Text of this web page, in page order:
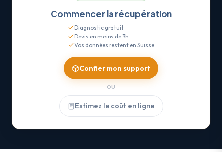
Commencer la récupération
Diagnostic gratuit
Devis en moins de 3h
Vos données restent en Suisse
Confier mon support
OU
Estimez le coût en ligne